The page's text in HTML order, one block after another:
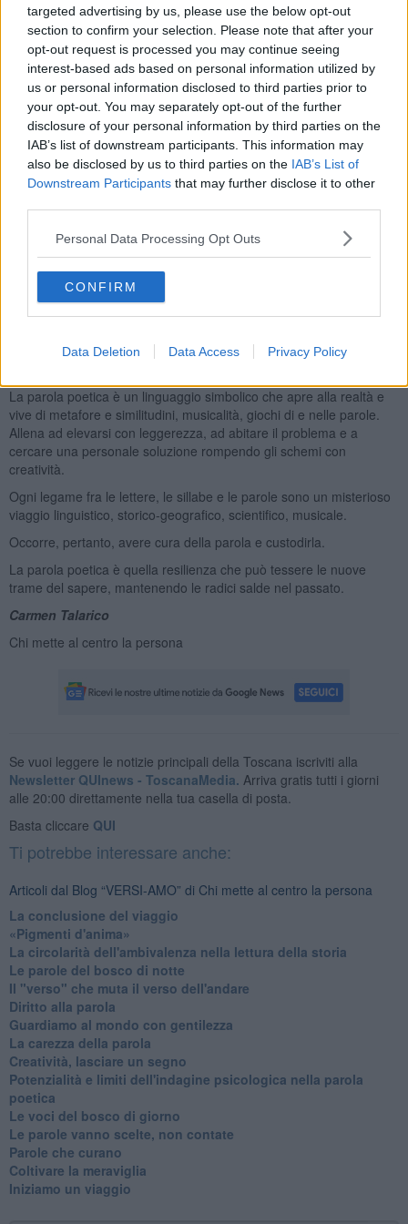
targeted advertising by us, please use the below opt-out
section to confirm your selection. Please note that after your
opt-out request is processed you may continue seeing
interest-based ads based on personal information utilized by
us or personal information disclosed to third parties prior to
your opt-out. You may separately opt-out of the further
disclosure of your personal information by third parties on the
IAB’s list of downstream participants. This information may
also be disclosed by us to third parties on the IAB’s List of
Downstream Participants that may further disclose it to other
Personal Data Processing Opt Outs
CONFIRM
Data Deletion Data Access Privacy Policy
verso il rapimento delle luci e delle immagini della tecnologia.
Goccia dopo goccia, nel loro quotidiano si educano alla parte
mancante. All’oblio è riservata quella naturale pienezza di ciò che
c’è intorno a noi, come l’incanto che ci donano la relazione con
l’altro, la musica, un’opera d’arte, la natura.
La parola poetica è Maestra.
Con delicatezza invita ad assumere una postura aperta e
accogliente verso l’altro e l’interiorità in un processo che rispetta i
tempi del soggetto, educa all’osservazione, incoraggia il pensiero
divergente, guida gli occhi al cielo, alle stelle e alla luna per
affina i talenti.
La parola poetica è uno stile di vita che restituisce bellezza,
gentilezza, meraviglia.
La parola poetica è un metodo di studio e di ricerca.
La parola poetica è un linguaggio simbolico che apre alla realtà e
vive di metafore e similitudini, musicalità, giochi di e nelle parole.
Allena ad elevarsi con leggerezza, ad abitare il problema e a
cercare una personale soluzione rompendo gli schemi con
creatività.
Ogni legame fra le lettere, le sillabe e le parole sono un misterioso
viaggio linguistico, storico-geografico, scientifico, musicale.
Occorre, pertanto, avere cura della parola e custodirla.
La parola poetica è quella resilienza che può tessere le nuove
trame del sapere, mantenendo le radici salde nel passato.
Carmen Talarico
Chi mette al centro la persona
Se vuoi leggere le notizie principali della Toscana iscriviti alla
Newsletter QUInews - ToscanaMedia. Arriva gratis tutti i giorni
alle 20:00 direttamente nella tua casella di posta.
Basta cliccare QUI
Ti potrebbe interessare anche:
Articoli dal Blog “VERSI-AMO” di Chi mette al centro la persona
La conclusione del viaggio
​«Pigmenti d'anima»
La circolarità dell'ambivalenza nella lettura della storia
Le parole del bosco di notte
Il "verso" che muta il verso dell'andare
Diritto alla parola
​Guardiamo al mondo con gentilezza
La carezza della parola
Creatività, lasciare un segno
Potenzialità e limiti dell'indagine psicologica nella parola
poetica
Le voci del bosco di giorno
Le parole vanno scelte, non contate
Parole che curano
Coltivare la meraviglia
Iniziamo un viaggio